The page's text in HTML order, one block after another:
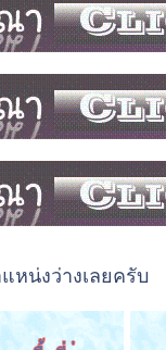
หน่งว่างเลยครับ